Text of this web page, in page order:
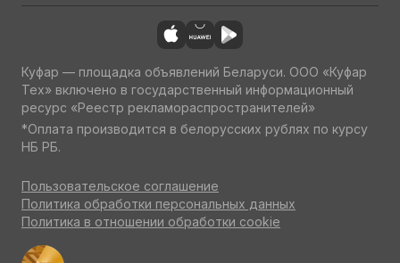
Куфар — площадка объявлений Беларуси. ООО «Куфар
Тех» включено в государственный информационный
ресурс «Реестр рекламораспространителей»
*Оплата производится в белорусских рублях по курсу
НБ РБ.
Пользовательское соглашение
Политика обработки персональных данных
Политика в отношении обработки cookie